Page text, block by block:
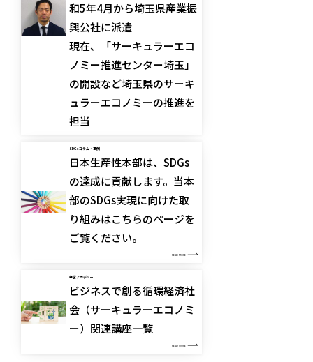
和5年4月から埼玉県産業振
興公社に派遣
現在、「サーキュラーエコ
ノミー推進センター埼玉」
の開設など埼玉県のサーキ
ュラーエコノミーの推進を
担当
SDGs コラム・事例
日本生産性本部は、SDGs
の達成に貢献します。当本
部のSDGs実現に向けた取
り組みはこちらのページを
ご覧ください。
READ MORE
経営アカデミー
ビジネスで創る循環経済社
会（サーキュラーエコノミ
ー）関連講座一覧
READ MORE